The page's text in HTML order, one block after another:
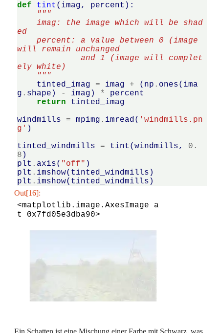
def
tint ( imag, percent ):
"""
    imag: the image which will be shad
ed
    percent: a value between 0 (image
will remain unchanged
             and 1 (image will complet
ely white)
    """
tinted_imag
= imag + ( np . ones( ima
g . shape ) - imag ) *
percent
return
tinted_imag
windmills
= mpimg . imread ( 'windmills.pn
g' )
tinted_windmills
= tint (windmills,
0.
8 )
plt . axis( "off" )
plt . imshow( tinted_windmills )
plt . imshow( tinted_windmills )
Out[16]:
<matplotlib.image.AxesImage a
t 0x7fd05e3dba90>